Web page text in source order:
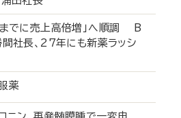
でに売上高倍増」へ順調 B
間社長、27年にも新薬ラッシ
服薬